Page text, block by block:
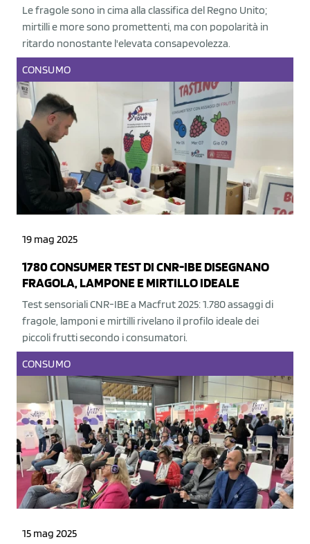
Le fragole sono in cima alla classifica del Regno Unito;
mirtilli e more sono promettenti, ma con popolarità in
ritardo nonostante l'elevata consapevolezza.
CONSUMO
19 mag 2025
1780 CONSUMER TEST DI CNR-IBE DISEGNANO
FRAGOLA, LAMPONE E MIRTILLO IDEALE
Test sensoriali CNR-IBE a Macfrut 2025: 1.780 assaggi di
fragole, lamponi e mirtilli rivelano il profilo ideale dei
piccoli frutti secondo i consumatori.
CONSUMO
15 mag 2025